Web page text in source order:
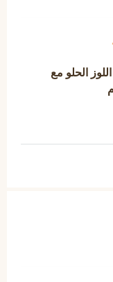
الحلو مع